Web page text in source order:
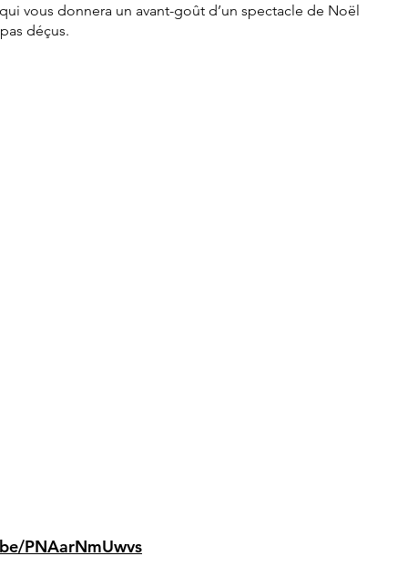
vous donnera un avant-goût d’un spectacle de Noël
déçus.
PNAarNmUwvs